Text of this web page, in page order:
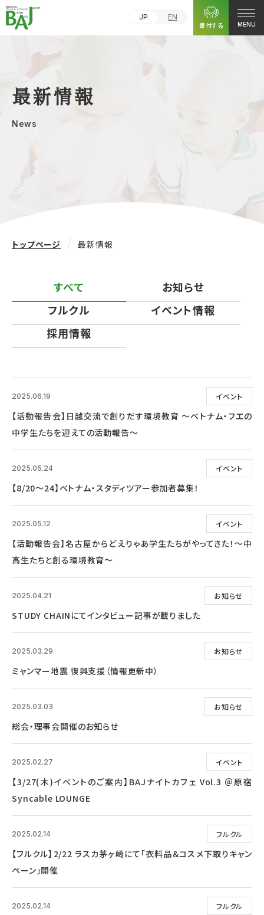
JP
EN
寄付する
MENU
最新情報
News
トップページ 最新情報
すべて
お知らせ
フルクル
イベント情報
採用情報
イベント
2025.06.19
【活動報告会】日越交流で創りだす環境教育 ～ベトナム・フエの
中学生たちを迎えての活動報告～
イベント
2025.05.24
【8/20～24】ベトナム・スタディツアー参加者募集！
イベント
2025.05.12
【活動報告会】名古屋からどえりゃあ学生たちがやってきた！～中
高生たちと創る環境教育～
お知らせ
2025.04.21
STUDY CHAINにてインタビュー記事が載りました
お知らせ
2025.03.29
ミャンマー地震 復興支援（情報更新中）
お知らせ
2025.03.03
総会・理事会開催のお知らせ
イベント
2025.02.27
【3/27(木)イベントのご案内】BAJナイトカフェ Vol.3 ＠原宿
Syncable LOUNGE
フルクル
2025.02.14
【フルクル】2/22 ラスカ茅ヶ崎にて「衣料品＆コスメ下取りキャン
ペーン」開催
フルクル
2025.02.14